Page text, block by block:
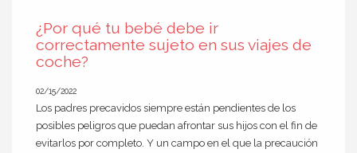
¿Por qué tu bebé debe ir
correctamente sujeto en sus viajes de
coche?
02/15/2022
Los padres precavidos siempre están pendientes de los
posibles peligros que puedan afrontar sus hijos con el fin de
evitarlos por completo. Y un campo en el que la precaución